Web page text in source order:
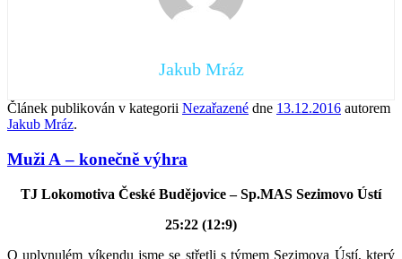
Jakub Mráz
Článek publikován v kategorii Nezařazené dne 13.12.2016 autorem
Jakub Mráz.
Muži A – konečně výhra
TJ Lokomotiva České Budějovice – Sp.MAS Sezimovo Ústí
25:22 (12:9)
O uplynulém víkendu jsme se střetli s týmem Sezimova Ústí, který